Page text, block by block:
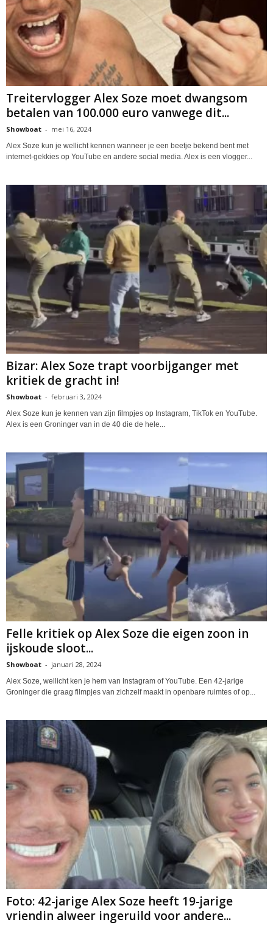
Treitervlogger Alex Soze moet dwangsom
betalen van 100.000 euro vanwege dit...
Showboat - mei 16, 2024
Alex Soze kun je wellicht kennen wanneer je een beetje bekend bent met
internet-gekkies op YouTube en andere social media. Alex is een vlogger...
Bizar: Alex Soze trapt voorbijganger met
kritiek de gracht in!
Showboat - februari 3, 2024
Alex Soze kun je kennen van zijn filmpjes op Instagram, TikTok en YouTube.
Alex is een Groninger van in de 40 die de hele...
Felle kritiek op Alex Soze die eigen zoon in
ijskoude sloot...
Showboat - januari 28, 2024
Alex Soze, wellicht ken je hem van Instagram of YouTube. Een 42-jarige
Groninger die graag filmpjes van zichzelf maakt in openbare ruimtes of op...
Foto: 42-jarige Alex Soze heeft 19-jarige
vriendin alweer ingeruild voor andere...